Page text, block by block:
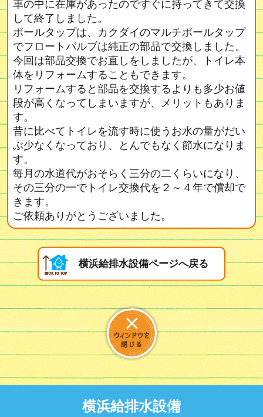
車の中に在庫があったのですぐに持ってきて交換
して終了しました。
ボールタップは、カクダイのマルチボールタップ
でフロートバルブは純正の部品で交換しました。
今回は部品交換でお直しをしましたが、トイレ本
体をリフォームすることもできます。
リフォームすると部品を交換するよりも多少お値
段が高くなってしまいますが、メリットもありま
す。
昔に比べてトイレを流す時に使うお水の量がだい
ぶ少なくなっており、とんでもなく節水になりま
す。
毎月の水道代がおそらく三分の二くらいになり、
その三分の一でトイレ交換代を２～４年で償却で
きます。
ご依頼ありがとうございました。
横浜給排水設備ページへ戻る
横浜給排水設備